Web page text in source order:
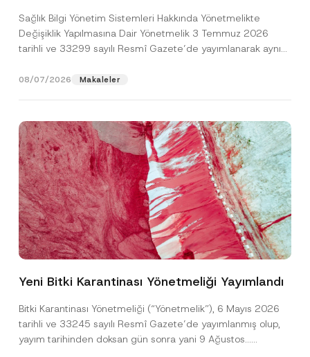
Sağlık Bilgi Yönetim Sistemleri Hakkında Yönetmelikte
Değişiklik Yapılmasına Dair Yönetmelik 3 Temmuz 2026
tarihli ve 33299 sayılı Resmî Gazete’de yayımlanarak aynı
08/07/2026 Makaleler
Yeni Bitki Karantinası Yönetmeliği Yayımlandı
Bitki Karantinası Yönetmeliği (“Yönetmelik”), 6 Mayıs 2026
tarihli ve 33245 sayılı Resmî Gazete’de yayımlanmış olup,
yayım tarihinden doksan gün sonra yani 9 Ağustos...
Ad*
Firma
P
r
v
c
y
A